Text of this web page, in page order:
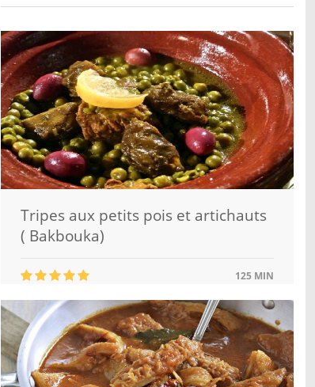
Tripes aux petits pois et artichauts
( Bakbouka)
125 MIN